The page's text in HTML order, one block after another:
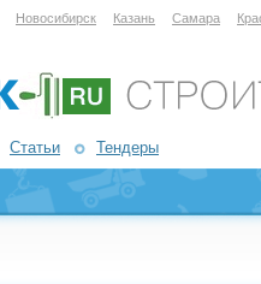
Новосибирск Казань Самара
Статьи Тендеры